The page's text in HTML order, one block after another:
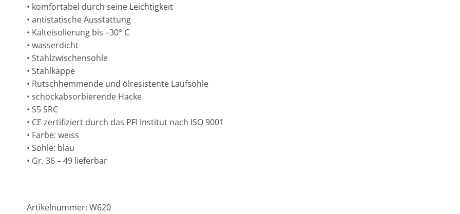
• komfortabel durch seine Leichtigkeit
• antistatische Ausstattung
• Kälteisolierung bis –30° C
• wasserdicht
• Stahlzwischensohle
• Stahlkappe
• Rutschhemmende und ölresistente Laufsohle
• schockabsorbierende Hacke
• S5 SRC
• CE zertifiziert durch das PFI Institut nach ISO 9001
• Farbe: weiss
• Sohle: blau
• Gr. 36 – 49 lieferbar
Artikelnummer: W620